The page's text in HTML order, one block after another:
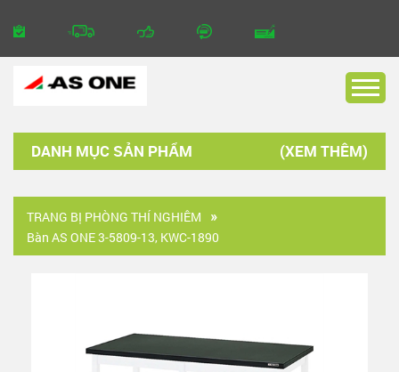
DANH MỤC SẢN PHẨM
TRANG BỊ PHÒNG THÍ NGHIÊM
Bàn AS ONE 3-5809-13, KWC-1890